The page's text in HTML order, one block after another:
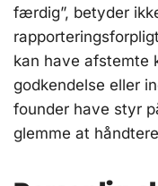
færdig”, betyder
kan have afstemte
godkendelse eller
founder have styr
glemme at